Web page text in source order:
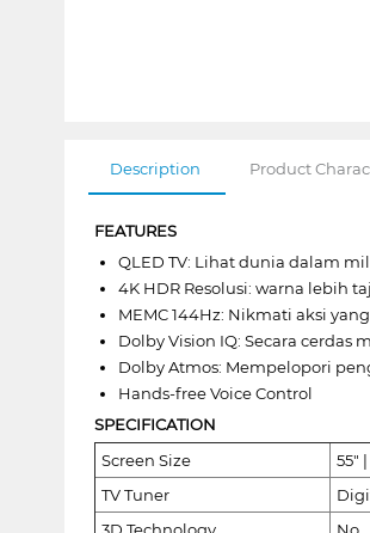
Description Product
FEATURES
QLED TV: Lihat dunia dalam
4K HDR Resolusi: warna lebih
MEMC 144Hz: Nikmati aksi
Dolby Vision IQ: Secara
Dolby Atmos: Mempelopori
Hands-free Voice Control
SPECIFICATION
Screen Size
55"
TV Tuner
3D Technology
No